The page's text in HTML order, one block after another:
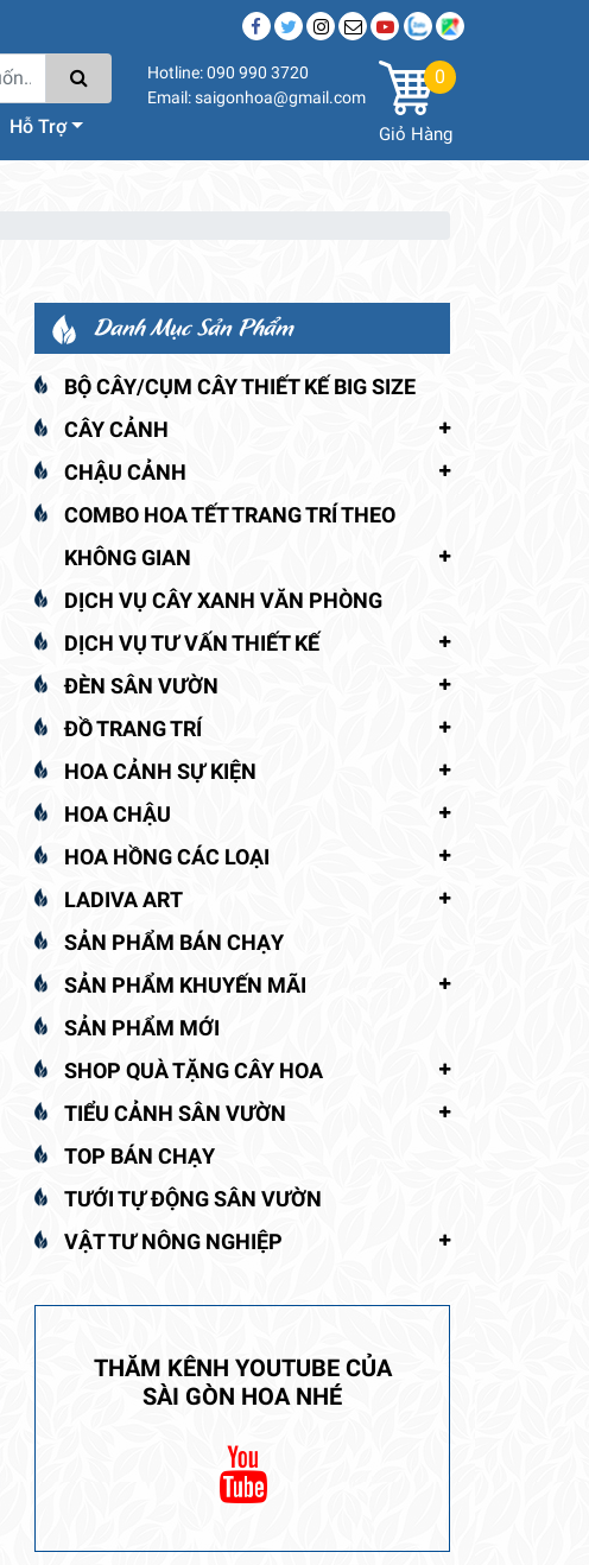
Hỗ Trợ
Hotline: 090 990 3720
Email: saigonhoa@gmail.com
0
Giỏ Hàng
Danh Mục Sản Phẩm
BỘ CÂY/CỤM CÂY THIẾT KẾ BIG SIZE
CÂY CẢNH
CHẬU CẢNH
COMBO HOA TẾT TRANG TRÍ THEO
KHÔNG GIAN
DỊCH VỤ CÂY XANH VĂN PHÒNG
DỊCH VỤ TƯ VẤN THIẾT KẾ
ĐÈN SÂN VƯỜN
ĐỒ TRANG TRÍ
HOA CẢNH SỰ KIỆN
HOA CHẬU
HOA HỒNG CÁC LOẠI
LADIVA ART
SẢN PHẨM BÁN CHẠY
SẢN PHẨM KHUYẾN MÃI
SẢN PHẨM MỚI
SHOP QUÀ TẶNG CÂY HOA
TIỂU CẢNH SÂN VƯỜN
TOP BÁN CHẠY
TƯỚI TỰ ĐỘNG SÂN VƯỜN
VẬT TƯ NÔNG NGHIỆP
THĂM KÊNH YOUTUBE CỦA
SÀI GÒN HOA NHÉ